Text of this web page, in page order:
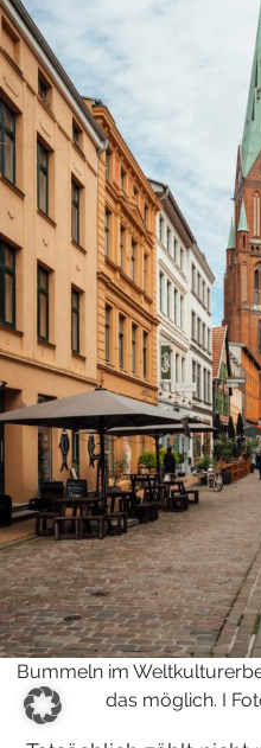
Bummeln im
das möglich. I